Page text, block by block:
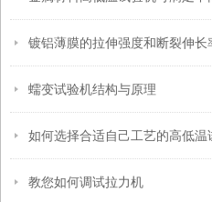
蠕变试验机结构与原理
教您如何调试拉力机